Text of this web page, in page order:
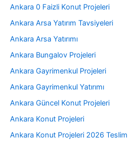
Ankara 0 Faizli Konut Projeleri
Ankara Arsa Yatırım Tavsiyeleri
Ankara Arsa Yatırımı
Ankara Bungalov Projeleri
Ankara Gayrimenkul Projeleri
Ankara Gayrimenkul Yatırımı
Ankara Güncel Konut Projeleri
Ankara Konut Projeleri
Ankara Konut Projeleri 2026 Teslim